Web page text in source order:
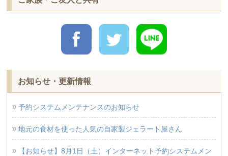
お知らせ・更新情報
予約システムメンテナンスのお知らせ
地元の食材を使った人気の自家製ジェラート屋さん
【お知らせ】8月1日（土）インターネット予約システムメン